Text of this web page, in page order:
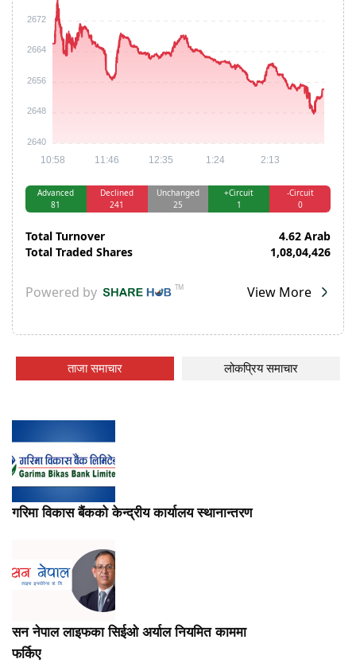
ताजा समाचार लोकप्रिय समाचार
गरिमा विकास बैंकको केन्द्रीय कार्यालय स्थानान्तरण
सन नेपाल लाइफका सिईओ अर्याल नियमित काममा
फर्किए